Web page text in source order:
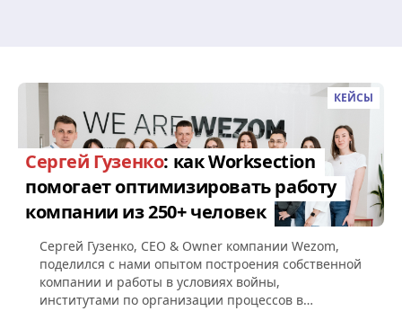
КЕЙСЫ
Сергей Гузенко: как Worksection
помогает оптимизировать работу
компании из 250+ человек
Сергей Гузенко, СEO & Owner компании Wezom,
поделился с нами опытом построения собственной
компании и работы в условиях войны,
институтами по организации процессов в